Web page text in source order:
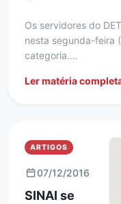
Os servidores do
nesta segunda-feira
categoria.…
Ler matéria
ARTIGOS
07/12/2016
SINAI se